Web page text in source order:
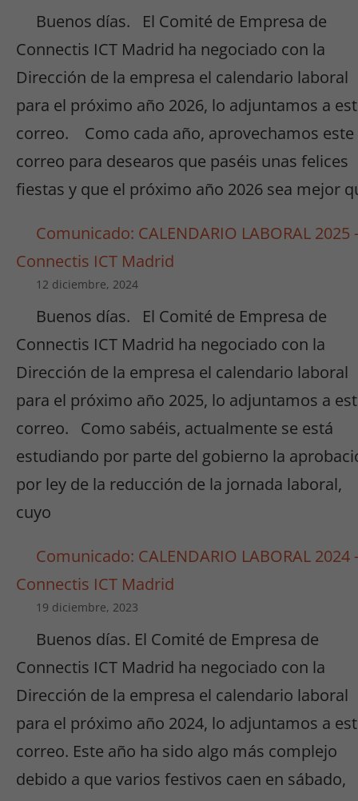
Buenos días. El Comité de Empresa de
Connectis ICT Madrid ha negociado con la
Dirección de la empresa el calendario laboral
para el próximo año 2026, lo adjuntamos a
correo. Como cada año, aprovechamos este
correo para desearos que paséis unas felices
fiestas y que el próximo año 2026 sea mejor
Comunicado: CALENDARIO LABORAL 2025
Connectis ICT Madrid
12 diciembre, 2024
Buenos días. El Comité de Empresa de
Connectis ICT Madrid ha negociado con la
Dirección de la empresa el calendario laboral
para el próximo año 2025, lo adjuntamos a
correo. Como sabéis, actualmente se está
estudiando por parte del gobierno la
por ley de la reducción de la jornada laboral,
cuyo
Comunicado: CALENDARIO LABORAL 2024
Connectis ICT Madrid
19 diciembre, 2023
Buenos días. El Comité de Empresa de
Connectis ICT Madrid ha negociado con la
Dirección de la empresa el calendario laboral
para el próximo año 2024, lo adjuntamos a
correo. Este año ha sido algo más complejo
debido a que varios festivos caen en sábado,
/